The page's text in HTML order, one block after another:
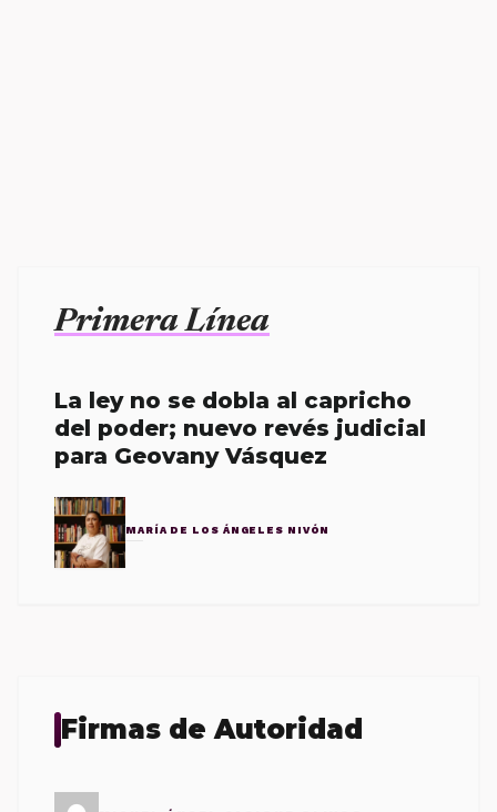
Primera Línea
La ley no se dobla al capricho
del poder; nuevo revés judicial
para Geovany Vásquez
MARÍA DE LOS ÁNGELES NIVÓN
Firmas de Autoridad